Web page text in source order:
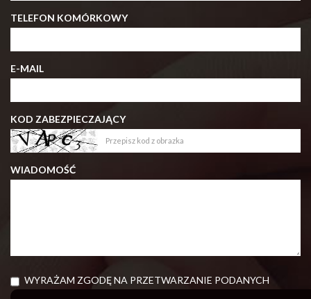
TELEFON KOMÓRKOWY
E-MAIL
KOD ZABEZPIECZAJĄCY
WIADOMOŚĆ
WYRAŻAM ZGODĘ NA PRZETWARZANIE PODANYCH
PRZEZE MNIE DANYCH OSOBOWYCH. ADMINISTRATOREM